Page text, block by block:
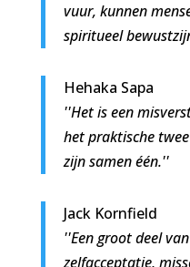
vuur, kunnen
spiritueel
Hehaka Sapa
''Het is een
het praktische
zijn samen één.''
Jack Kornfield
''Een groot deel
zelfacceptatie,